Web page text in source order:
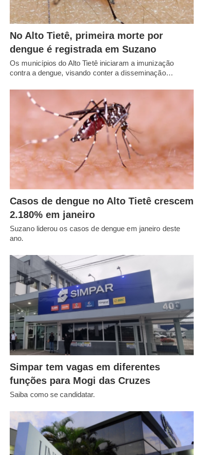
No Alto Tietê, primeira morte por
dengue é registrada em Suzano
Os municípios do Alto Tietê iniciaram a imunização
contra a dengue, visando conter a disseminação…
Casos de dengue no Alto Tietê crescem
2.180% em janeiro
Suzano liderou os casos de dengue em janeiro deste
ano.
Simpar tem vagas em diferentes
funções para Mogi das Cruzes
Saiba como se candidatar.